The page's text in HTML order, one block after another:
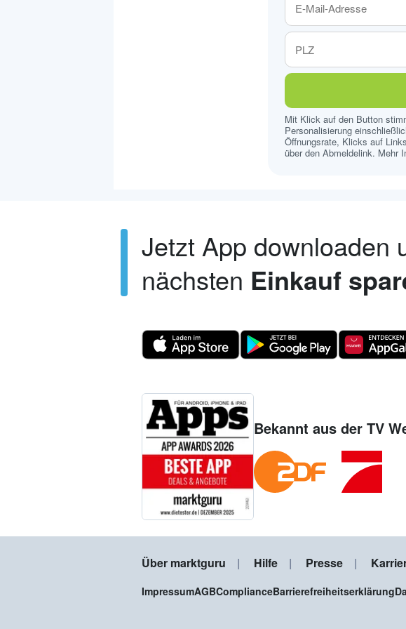
Mit Klick auf den Button
Personalisierung
Öffnungsrate, Klicks auf
über den Abmeldelink. Mehr
Jetzt App downloaden
nächsten Einkauf
Bekannt aus der TV
Über marktguru Hilfe Presse
ImpressumAGBComplianceBarrierefreiheitserklärung